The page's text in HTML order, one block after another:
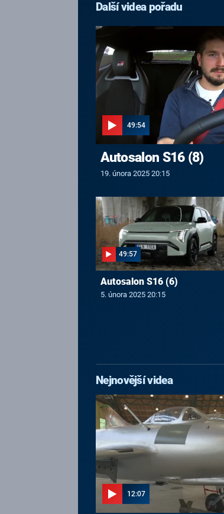
Další videa pořadu
49:54
Autosalon S16 (8)
19. února 2025 20:15
49:57
Autosalon S16 (6)
5. února 2025 20:15
Nejnovější videa
12:07